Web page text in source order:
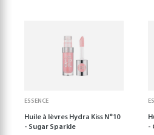
ESSENCE
Huile à lèvres Hydra Kiss N°10
- Sugar Sparkle
-